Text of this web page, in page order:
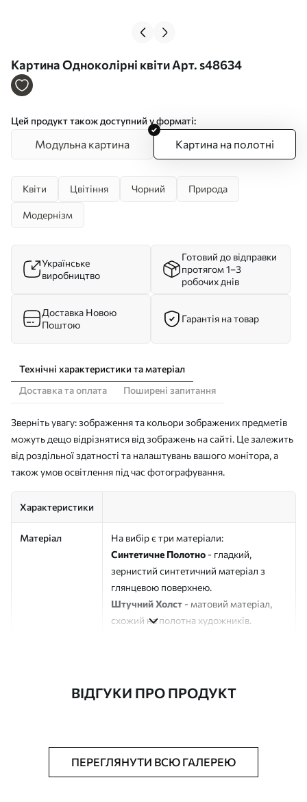
Картина Одноколірні квіти Арт. s48634
Цей продукт також доступний у форматі:
Модульна картина Картина на полотні
Квіти Цвітіння Чорний Природа
Модернізм
Українське
виробництво
Готовий до відправки
протягом 1–3
робочих днів
Доставка Новою
Поштою
Гарантія на товар
Технічні характеристики та матеріал
Доставка та оплата
Поширені запитання
Зверніть увагу: зображення та кольори зображених предметів
можуть дещо відрізнятися від зображень на сайті. Це залежить
від роздільної здатності та налаштувань вашого монітора, а
також умов освітлення під час фотографування.
Характеристики
Матеріал
На вибір є три матеріали:
Синтетичне Полотно - гладкий,
зернистий синтетичний матеріал з
глянцевою поверхнею.
Штучний Холст - матовий матеріал,
схожий на полотна художників.
Додатково Можна додати лакове покриття.
ВІДГУКИ ПРО ПРОДУКТ
ПЕРЕГЛЯНУТИ ВСЮ ГАЛЕРЕЮ